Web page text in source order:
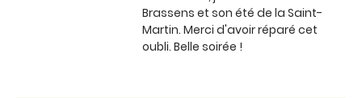
Brassens et son été de la Saint-
Martin. Merci d'avoir réparé cet
oubli. Belle soirée !